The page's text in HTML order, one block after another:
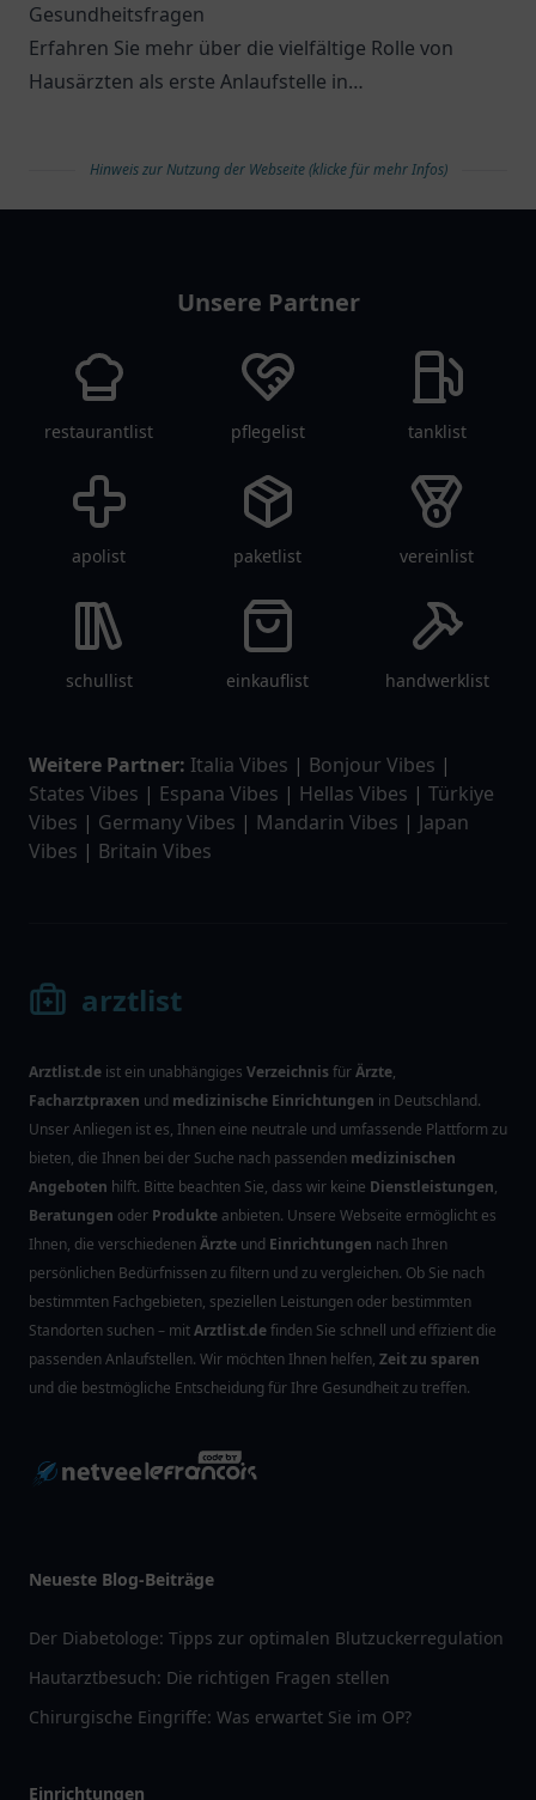
Gesundheitsfragen
Erfahren Sie mehr über die vielfältige Rolle von
Hausärzten als erste Anlaufstelle in
Hinweis zur Nutzung der Webseite (klicke für mehr Infos)
Unsere Partner
restaurantlist pflegelist tanklist
apolist paketlist vereinlist
schullist einkauflist handwerklist
Weitere Partner: Italia Vibes | Bonjour Vibes |
States Vibes | Espana Vibes | Hellas Vibes | Türkiye
Vibes | Germany Vibes | Mandarin Vibes | Japan
Vibes | Britain Vibes
arztlist
Arztlist.de ist ein unabhängiges VerzeichnisfürÄrzte,
Facharztpraxen und medizinische Einrichtungen in Deutschland.
Unser Anliegen ist es, Ihnen eine neutrale und umfassende Plattform zu
bieten, die Ihnen bei der Suche nach passenden medizinischen
Angeboten hilft. Bitte beachten Sie, dass wir keine Dienstleistungen,
Beratungen oder Produkte anbieten. Unsere Webseite ermöglicht es
Ihnen, die verschiedenenÄrzte und Einrichtungen nach Ihren
persönlichen Bedürfnissen zu filtern und zu vergleichen. Ob Sie nach
bestimmten Fachgebieten, speziellen Leistungen oder bestimmten
Standorten suchen – mitArztlist.definden Sie schnell und effizient die
passenden Anlaufstellen. Wir möchten Ihnen helfen, Zeit zu sparen
und die bestmögliche Entscheidung für Ihre Gesundheit zu treffen.
Neueste Blog-Beiträge
Der Diabetologe: Tipps zur optimalen Blutzuckerregulation
Hautarztbesuch: Die richtigen Fragen stellen
Chirurgische Eingriffe: Was erwartet Sie im OP?
Einrichtungen